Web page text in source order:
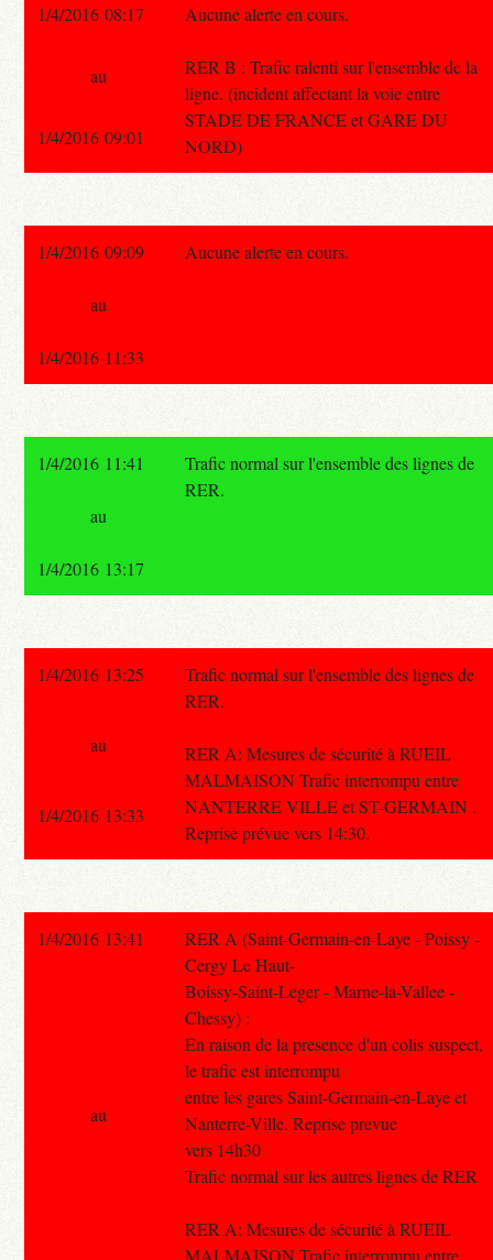
1/4/2016 08:17 Aucune alerte en cours.
RER B : Trafic ralenti sur l'ensemble de la
ligne. (incident affectant la voie entre
STADE DE FRANCE et GARE DU
NORD)
au
1/4/2016 09:01
1/4/2016 09:09 Aucune alerte en cours.
au
1/4/2016 11:33
1/4/2016 11:41
Trafic normal sur l'ensemble des lignes de
RER.
au
1/4/2016 13:17
1/4/2016 13:25
Trafic normal sur l'ensemble des lignes de
RER.
RER A: Mesures de sécurité à RUEIL
MALMAISON Trafic interrompu entre
NANTERRE VILLE et ST-GERMAIN .
Reprise prévue vers 14:30.
au
1/4/2016 13:33
1/4/2016 13:41
RER A (Saint-Germain-en-Laye - Poissy -
Cergy Le Haut-
Boissy-Saint-Leger - Marne-la-Vallee -
Chessy) :
En raison de la presence d'un colis suspect,
le trafic est interrompu
entre les gares Saint-Germain-en-Laye et
Nanterre-Ville. Reprise prevue
vers 14h30
Trafic normal sur les autres lignes de RER
RER A: Mesures de sécurité à RUEIL
MALMAISON Trafic interrompu entre
au